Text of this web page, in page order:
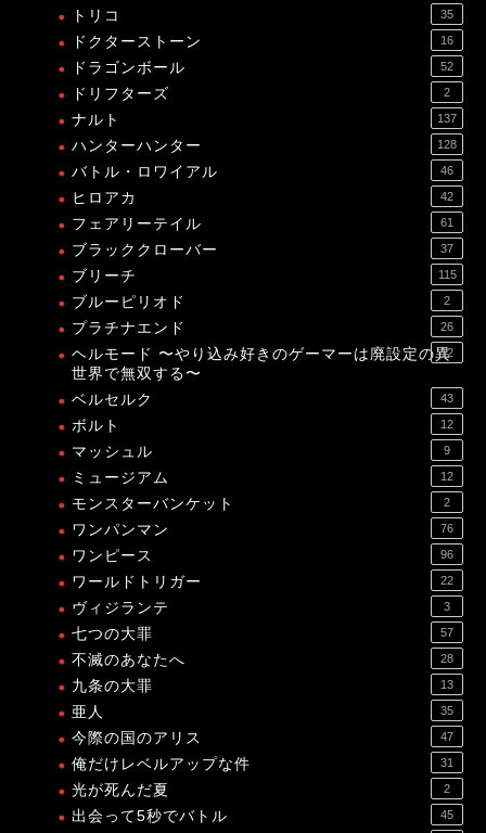
トリコ 35
ドクターストーン 16
ドラゴンボール 52
ドリフターズ 2
ナルト 137
ハンターハンター 128
バトル・ロワイアル 46
ヒロアカ 42
フェアリーテイル 61
ブラッククローバー 37
ブリーチ 115
ブルーピリオド 2
プラチナエンド 26
ヘルモード 〜やり込み好きのゲーマーは廃設定の異
世界で無双する〜
12
ベルセルク 43
ボルト 12
マッシュル 9
ミュージアム 12
モンスターバンケット 2
ワンパンマン 76
ワンピース 96
ワールドトリガー 22
ヴィジランテ 3
七つの大罪 57
不滅のあなたへ 28
九条の大罪 13
亜人 35
今際の国のアリス 47
俺だけレベルアップな件 31
光が死んだ夏 2
出会って5秒でバトル 45